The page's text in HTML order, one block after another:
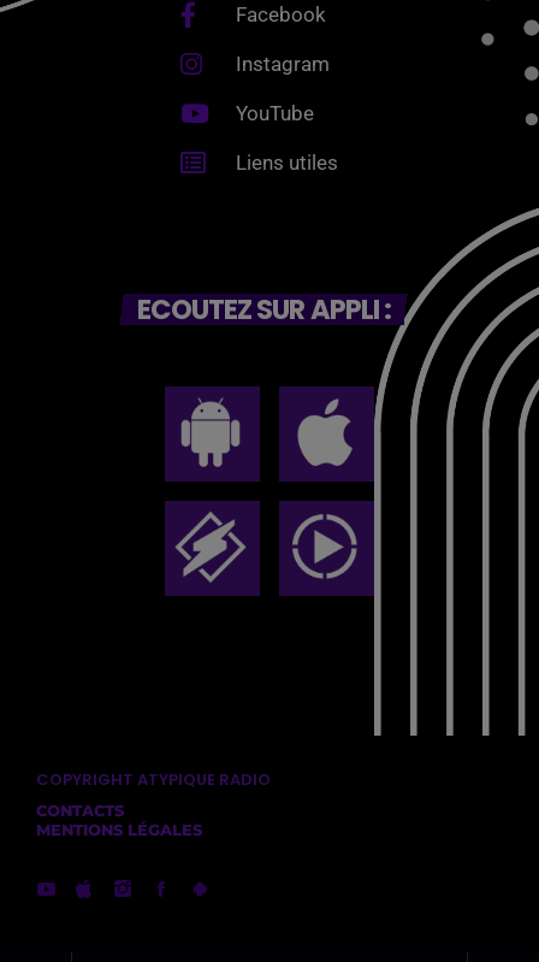
Facebook
Instagram
YouTube
Liens utiles
ECOUTEZ SUR APPLI :
COPYRIGHT ATYPIQUE RADIO
CONTACTS
MENTIONS LÉGALES